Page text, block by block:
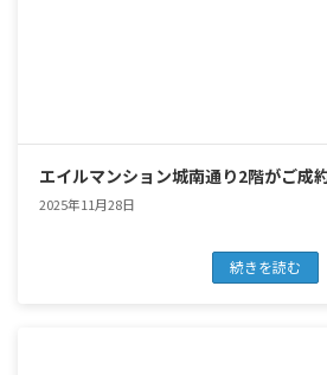
エイルマンション城南通り2階がご成
2025年11月28日
続きを読む